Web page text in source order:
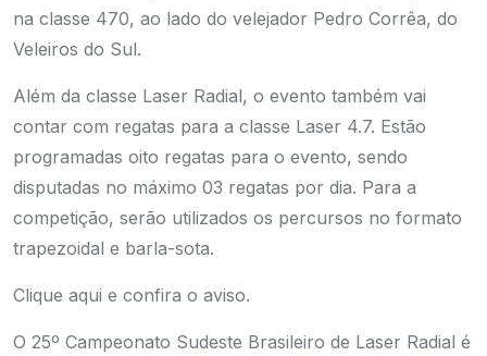
na classe 470, ao lado do velejador Pedro Corrêa, do
Veleiros do Sul.
Além da classe Laser Radial, o evento também vai
contar com regatas para a classe Laser 4.7. Estão
programadas oito regatas para o evento, sendo
disputadas no máximo 03 regatas por dia. Para a
competição, serão utilizados os percursos no formato
trapezoidal e barla-sota.
Clique aqui e confira o aviso.
O 25º Campeonato Sudeste Brasileiro de Laser Radial é